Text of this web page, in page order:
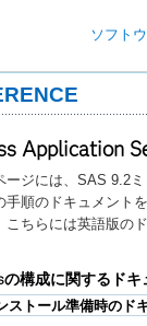
ソフト
Application
ージには、SAS 9.2
手順のドキュメント
こちらには英語版の
の構成に関するドキ
ストール準備時のド